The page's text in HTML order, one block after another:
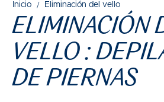
Inicio Eliminación del vello
ELIMINACIÓN
VELLO :
DE PIERNAS